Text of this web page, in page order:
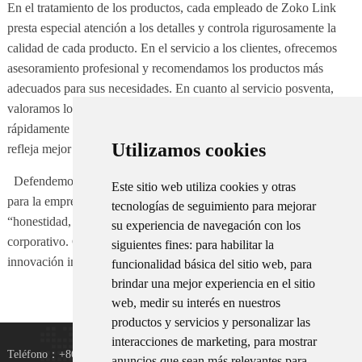
Utilizamos cookies
Este sitio web utiliza cookies y otras
tecnologías de seguimiento para mejorar
su experiencia de navegación con los
siguientes fines: para habilitar la
funcionalidad básica del sitio web, para
brindar una mejor experiencia en el sitio
web, medir su interés en nuestros
productos y servicios y personalizar las
interacciones de marketing, para mostrar
En el tratamiento de los productos, cada empleado de Zoko Link
presta especial atención a los detalles y controla rigurosamente la
calidad de cada producto. En el servicio a los clientes, ofrecemos
asesoramiento profesional y recomendamos los productos más
adecuados para sus necesidades. En cuanto al servicio posventa,
valoramos los comentarios de cada cliente y respondemos
rápidamente a sus necesidades. Un servicio posventa completo
refleja mejor el verdadero valor de un producto.
Defendemos los valores fundamentales de “resolver problemas
para la empresa y crear valor para nuestros socios”, y adoptamos la
“honestidad, tolerancia, innovación y servicio” como espíritu
corporativo. Creamos valor para nuestros clientes mediante la
innovación independiente y una cooperación sincera.
Teléfono：+8615367865107